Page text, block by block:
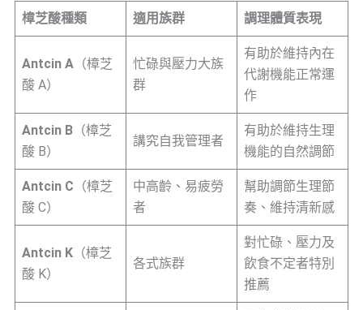
樟芝酸種類 適用族群 調理體質表現
Antcin A （樟芝
酸 A）
忙碌與壓力大族
群
有助於維持內在
代謝機能正常運
作
Antcin B （樟芝
酸 B）
講究自我管理者
有助於維持生理
機能的自然調節
Antcin C （樟芝
酸 C）
中高齡、易疲勞
者
幫助調節生理節
奏、維持清新感
Antcin K （樟芝
酸 K）
各式族群
對忙碌、壓力及
飲食不定者特別
推薦